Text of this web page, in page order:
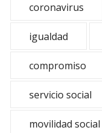
coronavirus
igualdad
compromiso
servicio social
movilidad social